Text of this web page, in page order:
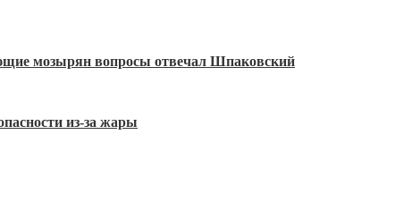
мозырян вопросы отвечал Шпаковский
из-за жары